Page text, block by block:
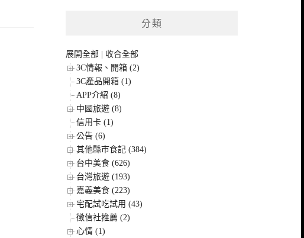
分類
展開全部
收合全部
3C情報、開箱 (2)
3C產品開箱 (1)
APP介紹 (8)
中國旅遊 (8)
信用卡 (1)
公告 (6)
其他縣市食記 (384)
台中美食 (626)
台灣旅遊 (193)
嘉義美食 (223)
宅配試吃試用 (43)
徵信社推薦 (2)
心情 (1)